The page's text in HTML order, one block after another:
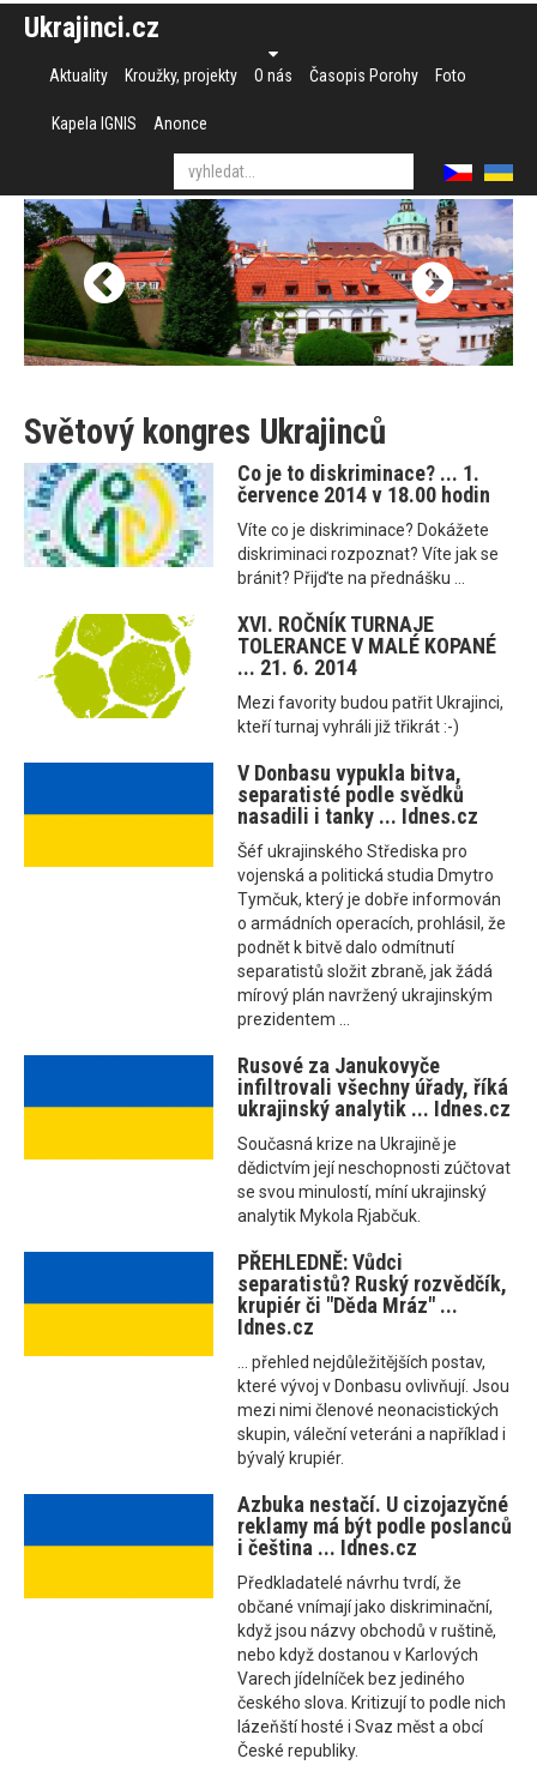
Ukrajinci.cz
Aktuality Kroužky, projekty O nás Časopis Porohy Foto
Kapela IGNIS Anonce
Světový kongres Ukrajinců
Co je to diskriminace? ... 1.
července 2014 v 18.00 hodin
Víte co je diskriminace? Dokážete
diskriminaci rozpoznat? Víte jak se
bránit? Přijďte na přednášku ...
XVI. ROČNÍK TURNAJE
TOLERANCE V MALÉ KOPANÉ
... 21. 6. 2014
Mezi favority budou patřit Ukrajinci,
kteří turnaj vyhráli již třikrát :-)
V Donbasu vypukla bitva,
separatisté podle svědků
nasadili i tanky ... Idnes.cz
Šéf ukrajinského Střediska pro
vojenská a politická studia Dmytro
Tymčuk, který je dobře informován
o armádních operacích, prohlásil, že
podnět k bitvě dalo odmítnutí
separatistů složit zbraně, jak žádá
mírový plán navržený ukrajinským
prezidentem ...
Rusové za Janukovyče
infiltrovali všechny úřady, říká
ukrajinský analytik ... Idnes.cz
Současná krize na Ukrajině je
dědictvím její neschopnosti zúčtovat
se svou minulostí, míní ukrajinský
analytik Mykola Rjabčuk.
PŘEHLEDNĚ: Vůdci
separatistů? Ruský rozvědčík,
krupiér či "Děda Mráz" ...
Idnes.cz
... přehled nejdůležitějších postav,
které vývoj v Donbasu ovlivňují. Jsou
mezi nimi členové neonacistických
skupin, váleční veteráni a například i
bývalý krupiér.
Azbuka nestačí. U cizojazyčné
reklamy má být podle poslanců
i čeština ... Idnes.cz
Předkladatelé návrhu tvrdí, že
občané vnímají jako diskriminační,
když jsou názvy obchodů v ruštině,
nebo když dostanou v Karlových
Varech jídelníček bez jediného
českého slova. Kritizují to podle nich
lázeňští hosté i Svaz měst a obcí
České republiky.